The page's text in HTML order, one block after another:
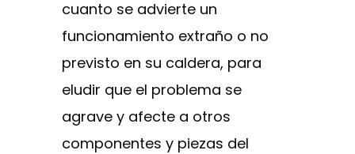
cuanto se advierte un
funcionamiento extraño o no
previsto en su caldera, para
eludir que el problema se
agrave y afecte a otros
componentes y piezas del